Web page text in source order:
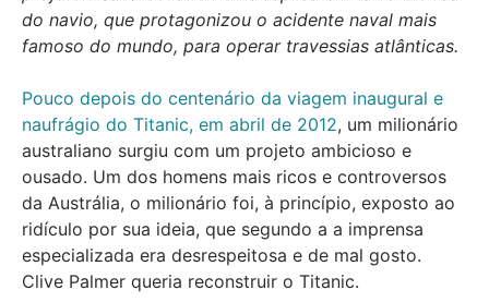
do navio, que protagonizou o acidente naval mais
famoso do mundo, para operar travessias atlânticas.
Pouco depois do centenário da viagem inaugural e
naufrágio do Titanic, em abril de 2012, um milionário
australiano surgiu com um projeto ambicioso e
ousado. Um dos homens mais ricos e controversos
da Austrália, o milionário foi, à princípio, exposto ao
ridículo por sua ideia, que segundo a a imprensa
especializada era desrespeitosa e de mal gosto.
Clive Palmer queria reconstruir o Titanic.